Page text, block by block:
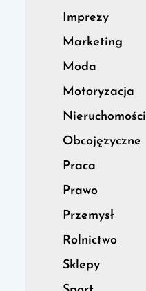
Imprezy
Marketing
Moda
Motoryzacja
Nieruchomości
Obcojęzyczne
Praca
Prawo
Przemysł
Rolnictwo
Sklepy